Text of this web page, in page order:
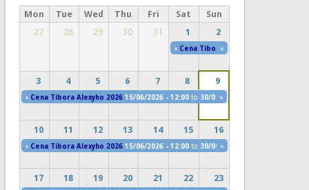
Mon Tue Wed Thu Fri Sat
Sun
27
28 29 30 31 1 2
« Cena Tibora Alexyho 2026
»
3 4 5 6 7 8 9
« Cena Tibora Alexyho 2026 15/06/2026 - 12:00to 30/09/2026 - 22:00
»
10 11 12 13 14 15 16
« Cena Tibora Alexyho 2026 15/06/2026 - 12:00to 30/09/2026 - 22:00
»
17 18 19 20 21 22 23